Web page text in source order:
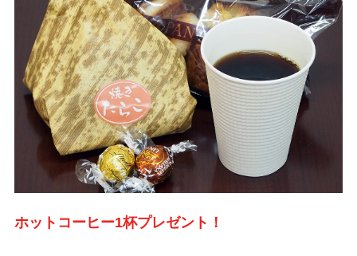
ホットコーヒー1杯プレゼント！